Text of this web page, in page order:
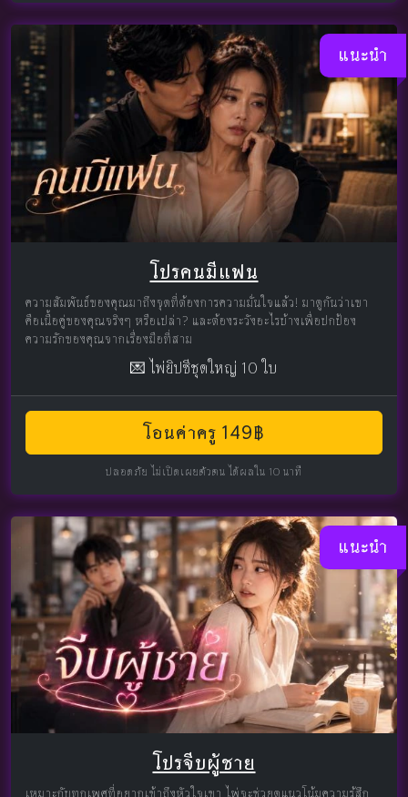
แนะนำ
โปรคนมีแฟน
ความสัมพันธ์ของคุณมาถึงจุดที่ต้องการความมั่นใจแล้ว! มาดูกันว่าเขา
คือเนื้อคู่ของคุณจริงๆ หรือเปล่า? และต้องระวังอะไรบ้างเพื่อปกป้อง
ความรักของคุณจากเรื่องมือที่สาม
💌 ไพ่ยิปซีชุดใหญ่ 10 ใบ
โอนค่าครู 149฿
ปลอดภัย ไม่เปิดเผยตัวตน ได้ผลใน 10 นาที
แนะนำ
โปรจีบผู้ชาย
เหมาะกับทุกเพศที่อยากเข้าถึงหัวใจเขา ไพ่จะช่วยดูแนวโน้มความรู้สึก